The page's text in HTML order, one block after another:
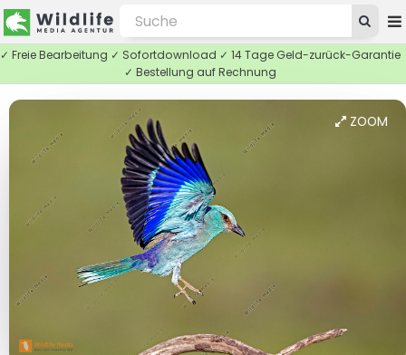
✓ Freie Bearbeitung ✓ Sofortdownload ✓ 14 Tage Geld-zurück-Garantie
✓ Bestellung auf Rechnung
ZOOM